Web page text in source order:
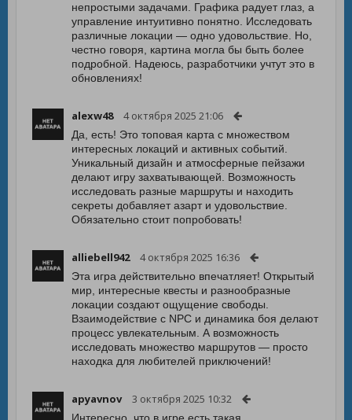
непростыми задачами. Графика радует глаз, а
управление интуитивно понятно. Исследовать
различные локации — одно удовольствие. Но,
честно говоря, картина могла бы быть более
подробной. Надеюсь, разработчики учтут это в
обновлениях!
alexw48 4 октября 2025 21:06
Да, есть! Это топовая карта с множеством
интересных локаций и активных событий.
Уникальный дизайн и атмосферные пейзажи
делают игру захватывающей. Возможность
исследовать разные маршруты и находить
секреты добавляет азарт и удовольствие.
Обязательно стоит попробовать!
alliebell942 4 октября 2025 16:36
Эта игра действительно впечатляет! Открытый
мир, интересные квесты и разнообразные
локации создают ощущение свободы.
Взаимодействие с NPC и динамика боя делают
процесс увлекательным. А возможность
исследовать множество маршрутов — просто
находка для любителей приключений!
apyavnov 3 октября 2025 10:32